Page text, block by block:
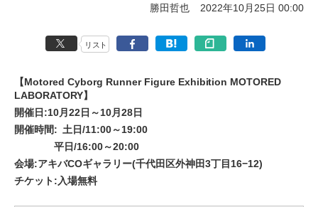
勝田哲也 2022年10月25日 00:00
リスト
【Motored Cyborg Runner Figure Exhibition MOTORED
LABORATORY】
開催日:10月22日～10月28日
開催時間: 土日/11:00～19:00
平日/16:00～20:00
会場:アキバCOギャラリー(千代田区外神田3丁目16−12)
チケット:入場無料